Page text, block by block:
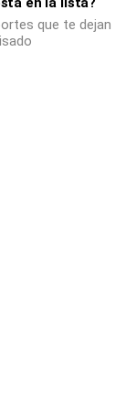
la cal del
que te dejan